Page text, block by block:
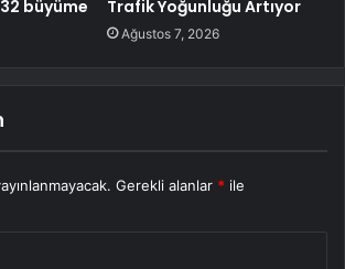
büyüme
Trafik Yoğunluğu Artıyor
Ağustos 7, 2026
Gerekli alanlar * ile